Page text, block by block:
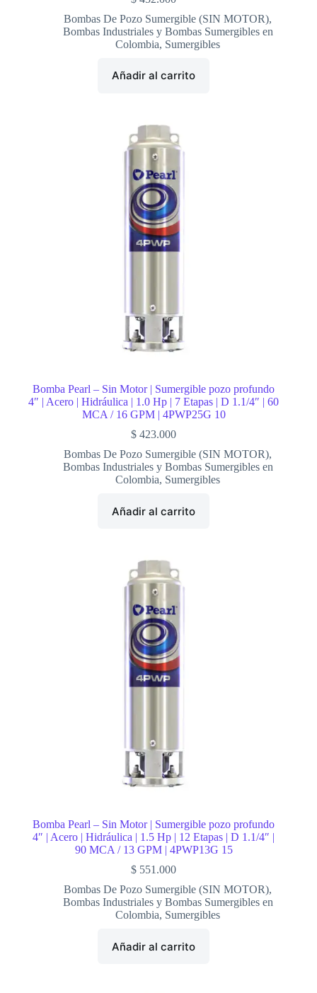
Bombas De Pozo Sumergible (SIN MOTOR),
Bombas Industriales y Bombas Sumergibles en
Colombia, Sumergibles
Añadir al carrito
Bomba Pearl – Sin Motor | Sumergible pozo profundo
4″ | Acero | Hidráulica | 1.0 Hp | 7 Etapas | D 1.1/4″ | 60
MCA / 16 GPM | 4PWP25G 10
$ 423.000
Bombas De Pozo Sumergible (SIN MOTOR),
Bombas Industriales y Bombas Sumergibles en
Colombia, Sumergibles
Añadir al carrito
Bomba Pearl – Sin Motor | Sumergible pozo profundo
4″ | Acero | Hidráulica | 1.5 Hp | 12 Etapas | D 1.1/4″ |
90 MCA / 13 GPM | 4PWP13G 15
$ 551.000
Bombas De Pozo Sumergible (SIN MOTOR),
Bombas Industriales y Bombas Sumergibles en
Colombia, Sumergibles
Añadir al carrito